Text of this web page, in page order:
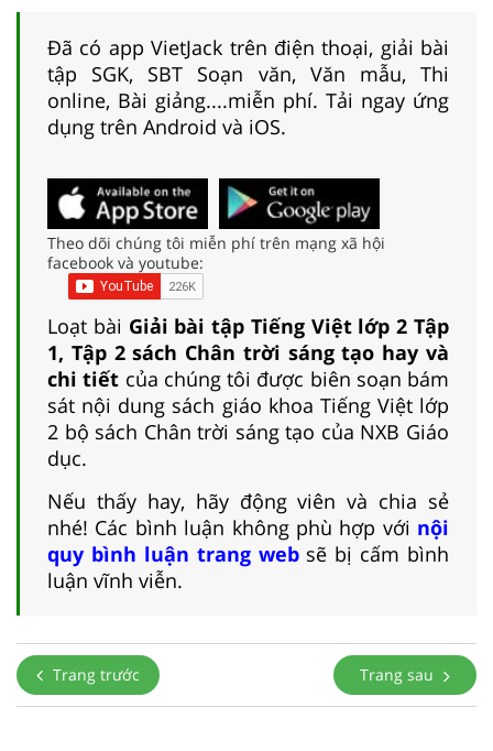
Đã có app VietJack trên điện thoại, giải bài
tập SGK, SBT Soạn văn, Văn mẫu, Thi
online, Bài giảng....miễn phí. Tải ngay ứng
dụng trên Android và iOS.
Theo dõi chúng tôi miễn phí trên mạng xã hội
facebook và youtube:
Loạt bài Giải bài tập Tiếng Việt lớp 2 Tập
1, Tập 2 sách Chân trời sáng tạo hay và
chi tiết của chúng tôi được biên soạn bám
sát nội dung sách giáo khoa Tiếng Việt lớp
2 bộ sách Chân trời sáng tạo của NXB Giáo
dục.
Nếu thấy hay, hãy động viên và chia sẻ
nhé! Các bình luận không phù hợp với nội
quy bình luận trang websẽ bị cấm bình
luận vĩnh viễn.
Trang trước Trang sau